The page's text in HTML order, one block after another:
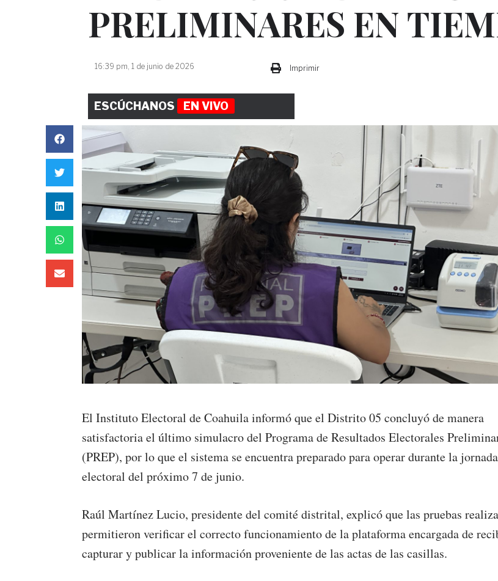
PRELIMINARES EN
16:39 pm, 1 de junio de 2026 Imprimir
ESCÚCHANOS EN VIVO
El Instituto Electoral de Coahuila informó que el Distrito 05 concluyó de manera
satisfactoria el último simulacro del Programa de Resultados Electorales
(PREP), por lo que el sistema se encuentra preparado para operar durante la jornada
electoral del próximo 7 de junio.
Raúl Martínez Lucio, presidente del comité distrital, explicó que las pruebas
permitieron verificar el correcto funcionamiento de la plataforma encargada de
capturar y publicar la información proveniente de las actas de las casillas.